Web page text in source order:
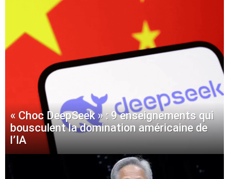
« Choc DeepSeek » : 9 enseignements qui
bousculent la domination américaine de
l’IA